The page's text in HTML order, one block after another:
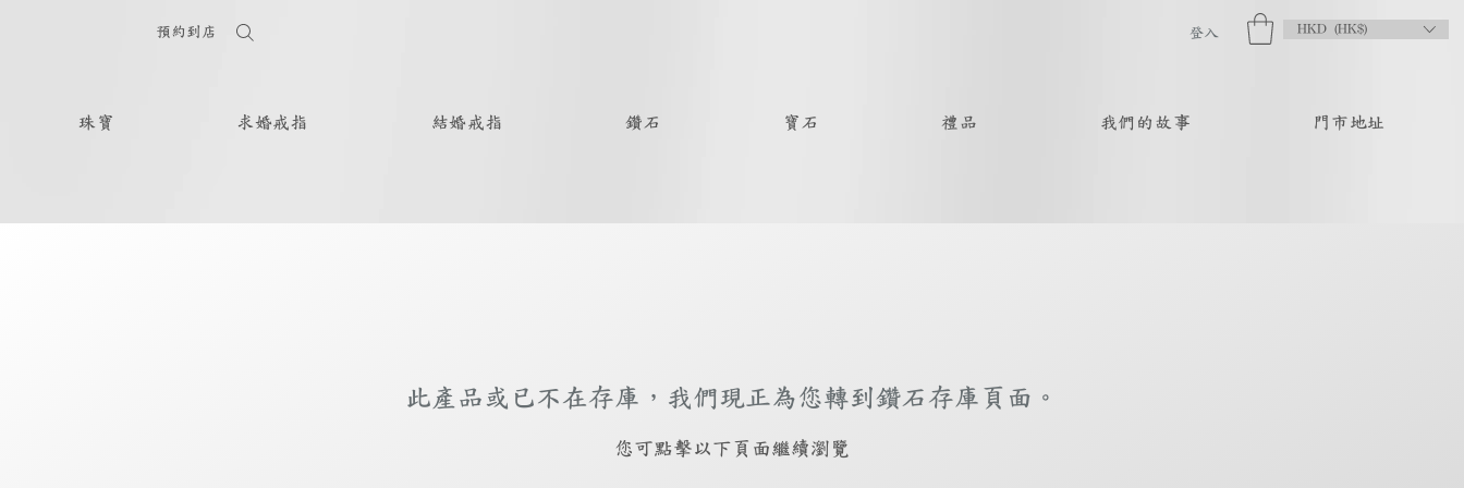
預約到店 登入 HKD (HK$)
珠寶 求婚戒指 結婚戒指 鑽石 寶石 禮品 我們的故事 門市地址
此產品或已不在存庫，我們現正為您轉到鑽石存庫頁面。
​您可點擊以下頁面繼續瀏覽